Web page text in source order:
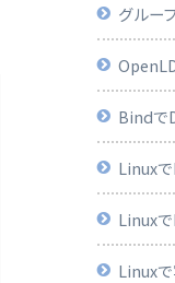
グルー
Bindで
Linux
Linux
Linux